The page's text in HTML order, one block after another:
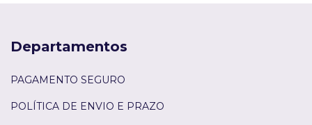
Departamentos
PAGAMENTO SEGURO
POLÍTICA DE ENVIO E PRAZO